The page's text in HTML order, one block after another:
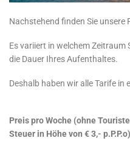
Nachstehend finden Sie unsere
Es variiert in welchem Zeitraum
die Dauer Ihres Aufenthaltes.
Deshalb haben wir alle Tarife in
Preis pro Woche (ohne
Steuer in Höhe von € 3,- p.P.P.o)